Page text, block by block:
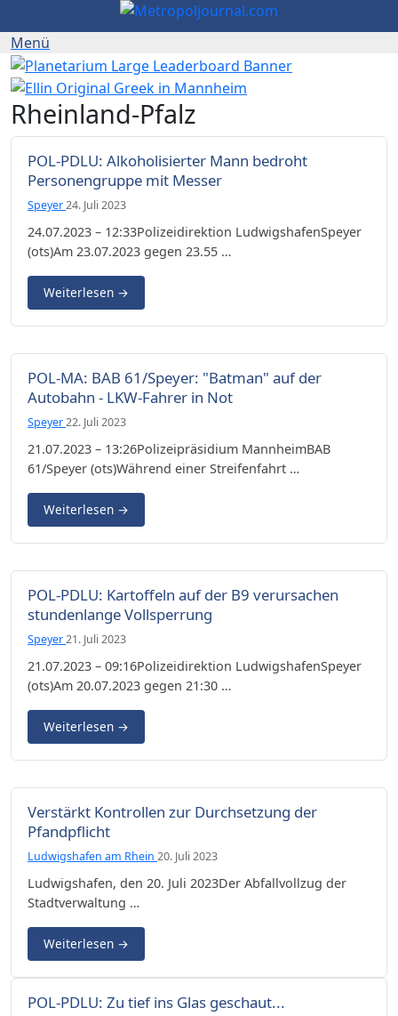
Rheinland-Pfalz
POL-PDLU: Alkoholisierter Mann bedroht
Personengruppe mit Messer
Speyer24. Juli 2023
24.07.2023 – 12:33Polizeidirektion LudwigshafenSpeyer
(ots)Am 23.07.2023 gegen 23.55 …
Weiterlesen →
POL-MA: BAB 61/Speyer: "Batman" auf der
Autobahn - LKW-Fahrer in Not
Speyer22. Juli 2023
21.07.2023 – 13:26Polizeipräsidium MannheimBAB
61/Speyer (ots)Während einer Streifenfahrt …
Weiterlesen →
POL-PDLU: Kartoffeln auf der B9 verursachen
stundenlange Vollsperrung
Speyer21. Juli 2023
21.07.2023 – 09:16Polizeidirektion LudwigshafenSpeyer
(ots)Am 20.07.2023 gegen 21:30 …
Weiterlesen →
Verstärkt Kontrollen zur Durchsetzung der
Pfandpflicht
Ludwigshafen am Rhein 20. Juli 2023
Ludwigshafen, den 20. Juli 2023Der Abfallvollzug der
Stadtverwaltung …
Weiterlesen →
POL-PDLU: Zu tief ins Glas geschaut...